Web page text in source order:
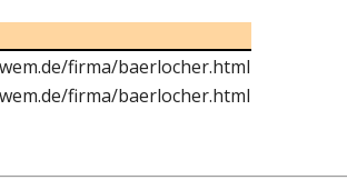
firma/baerlocher.html
firma/baerlocher.html